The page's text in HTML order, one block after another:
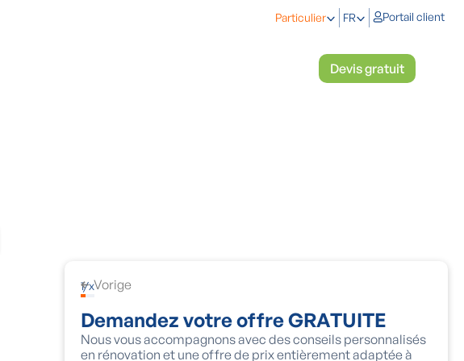
Particulier FR Portail client
Devis gratuit
1/xVorige
Demandez votre offre GRATUITE
Nous vous accompagnons avec des conseils personnalisés
en rénovation et une offre de prix entièrement adaptée à